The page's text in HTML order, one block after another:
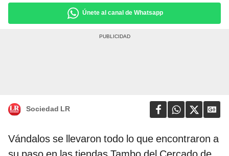
Únete al canal de Whatsapp
Sociedad LR
Vándalos se llevaron todo lo que encontraron a